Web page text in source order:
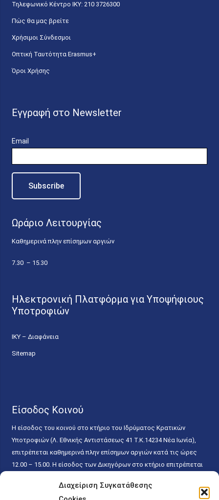
Διαχείριση Συγκατάθεσης
Τηλεφωνικό Κέντρο IKY: 210 3726300
Πώς θα μας βρείτε
Χρήσιμοι Σύνδεσμοι
Οπτική Ταυτότητα Erasmus+
Όροι Χρήσης
Εγγραφή στο Newsletter
Email
Ωράριο Λειτουργίας
Καθημερινά πλην επίσημων αργιών
7.30 – 15.30
Ηλεκτρονική Πλατφόρμα για Υποψήφιους
Υποτροφιών
ΙΚΥ – Διαφάνεια
Sitemap
Είσοδος Κοινού
Η είσοδος του κοινού στο κτήριο του Ιδρύματος Κρατικών
Υποτροφιών (Λ. Εθνικής Αντιστάσεως 41 T.K.14234 Νέα Ιωνία),
επιτρέπεται καθημερινά πλην επίσημων αργιών κατά τις ώρες
12.00 – 15.00. Η είσοδος των Δικηγόρων στο κτήριο επιτρέπεται
κάθε εργάσιμη ημέρα και ώρα χωρίς κανέναν χρονικό ή άλλο